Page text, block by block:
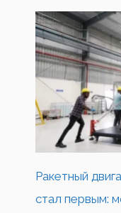
Ракетный
стал первым: